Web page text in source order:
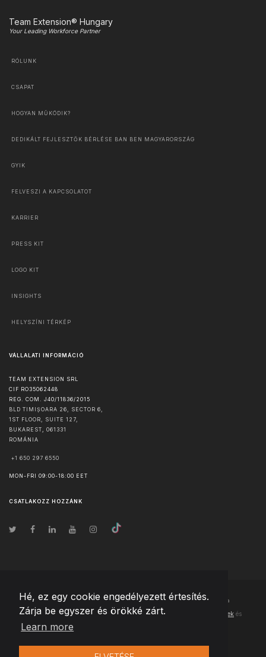
Hé, ez egy cookie engedélyezett értesítés.
Zárja be egyszer és örökké zárt.
Learn more
Team Extension® Hungary
Your Leading Workforce Partner
RÓLUNK
CSAPAT
HOGYAN MŰKÖDIK?
DEDIKÁLT FEJLESZTŐK BÉRLÉSE BAN BEN MAGYARORSZÁG
GYIK
FELVESZI A KAPCSOLATOT
KARRIER
PRESS KIT
LOGO KIT
INSIGHTS
HELYSZÍNI TÉRKÉP
VÁLLALATI INFORMÁCIÓ
TEAM EXTENSION SRL
CIF RO35062448
REG. COM. J40/11836/2015
BLD TIMIȘOARA 26, SECTOR 6,
1ST FLOOR, SUITE 127,
BUKAREST
061331
ROMÁNIA
+1 650 297 6550
MON-FRI 09:00-18:00 EET
CSATLAKOZZ HOZZÁNK
© Szerzői jog2026 Team Extension Hungary- Minden jog fenntartva
Changelog ● Ezen webhely használatával elfogadja Használati feltételek és